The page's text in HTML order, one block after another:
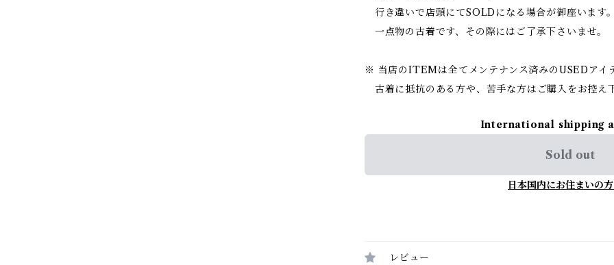
行き違いで店頭にてSOLDになる場合が御座います。
一点物の古着です、その際にはご了承下さいませ。
※ 当店のITEMは全てメンテナンス済みのUSEDアイ
古着に抵抗のある方や、苦手な方はご購入をお控え
International shipping
Sold out
日本国内にお住まいの
レビュー